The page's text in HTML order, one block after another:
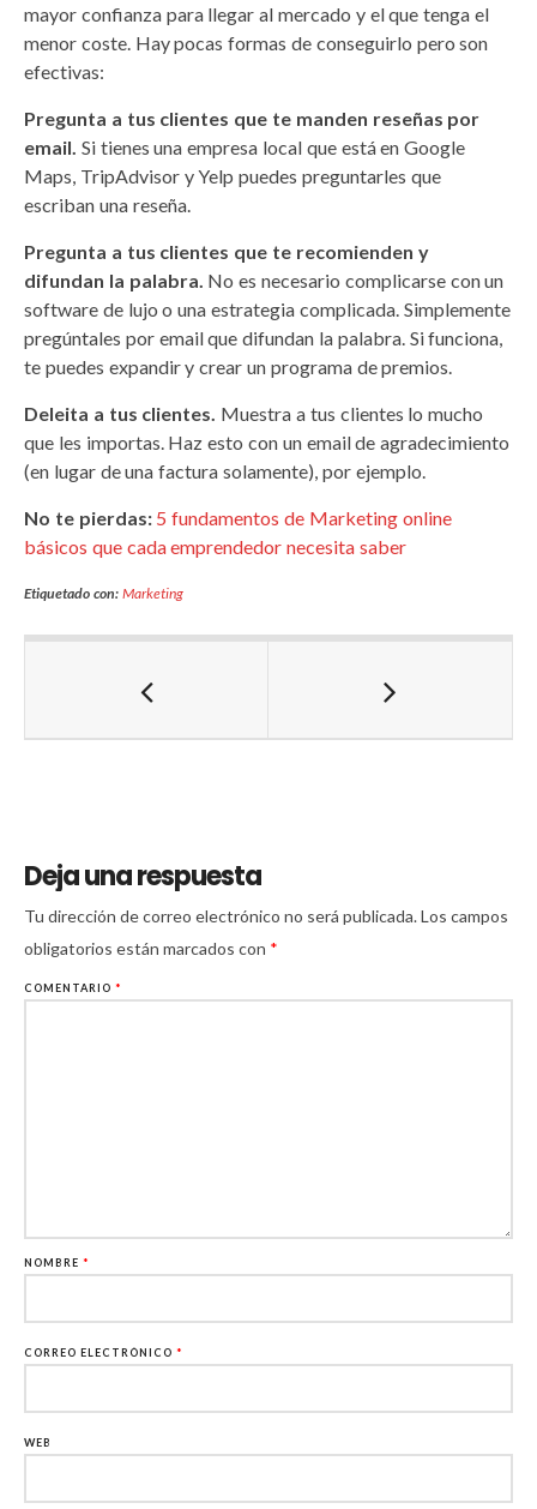
mayor confianza para llegar al mercado y el que tenga el
menor coste. Hay pocas formas de conseguirlo pero son
efectivas:
Pregunta a tus clientes que te manden reseñas por
email. Si tienes una empresa local que está en Google
Maps, TripAdvisor y Yelp puedes preguntarles que
escriban una reseña.
Pregunta a tus clientes que te recomienden y
difundan la palabra. No es necesario complicarse con un
software de lujo o una estrategia complicada. Simplemente
pregúntales por email que difundan la palabra. Si funciona,
te puedes expandir y crear un programa de premios.
Deleita a tus clientes. Muestra a tus clientes lo mucho
que les importas. Haz esto con un email de agradecimiento
(en lugar de una factura solamente), por ejemplo.
No te pierdas: 5 fundamentos de Marketing online
básicos que cada emprendedor necesita saber
Etiquetado con: Marketing
Deja una respuesta
Tu dirección de correo electrónico no será publicada.Los campos
obligatorios están marcados con *
COMENTARIO *
NOMBRE *
CORREO ELECTRÓNICO *
WEB